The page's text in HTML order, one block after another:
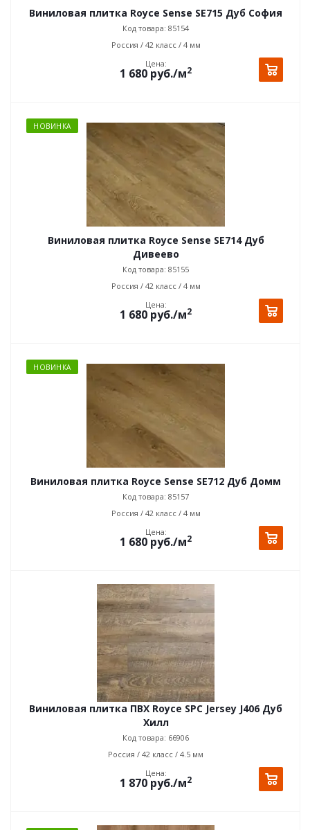
Виниловая плитка Royce Sense SE715 Дуб София
Код товара: 85154
Россия / 42 класс / 4 мм
Цена:
1 680 руб./м2
НОВИНКА
Виниловая плитка Royce Sense SE714 Дуб
Дивеево
Код товара: 85155
Россия / 42 класс / 4 мм
Цена:
1 680 руб./м2
НОВИНКА
Виниловая плитка Royce Sense SE712 Дуб Домм
Код товара: 85157
Россия / 42 класс / 4 мм
Цена:
1 680 руб./м2
Виниловая плитка ПВХ Royce SPC Jersey J406 Дуб
Хилл
Код товара: 66906
Россия / 42 класс / 4.5 мм
Цена:
1 870 руб./м2